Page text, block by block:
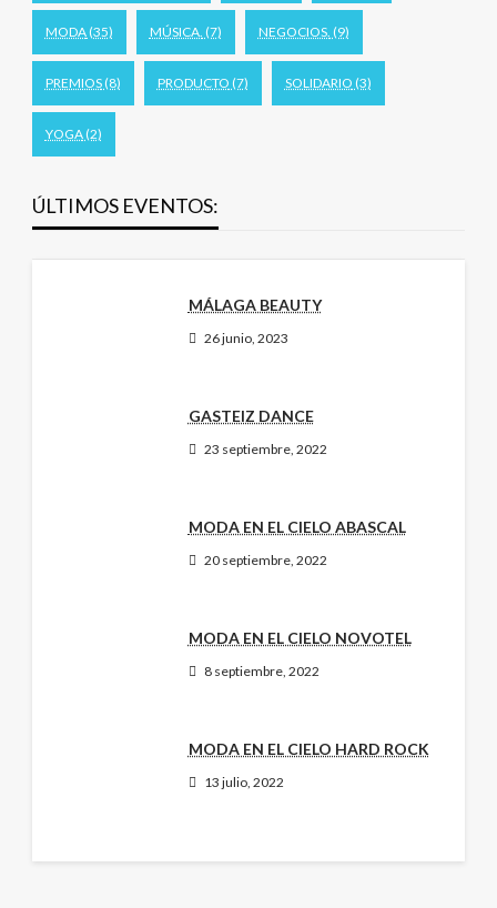
MODA(35) MÚSICA. (7) NEGOCIOS. (9)
PREMIOS(8) PRODUCTO (7) SOLIDARIO (3)
YOGA(2)
ÚLTIMOS EVENTOS:
MÁLAGA BEAUTY
26 junio, 2023
GASTEIZ DANCE
23 septiembre, 2022
MODA EN EL CIELO ABASCAL
20 septiembre, 2022
MODA EN EL CIELO NOVOTEL
8 septiembre, 2022
MODA EN EL CIELO HARD ROCK
13 julio, 2022